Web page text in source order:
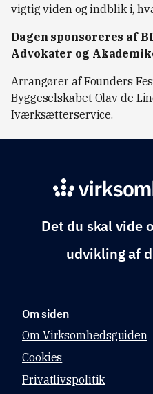
vigtig viden og indblik i,
Dagen sponsoreres af
Advokater og
Arrangører af Founders
Byggeselskabet Olav de
Iværksætterservice.
Det du skal vide
udvikling af
Om siden
Om Virksomhedsguiden
Cookies
Privatlivspolitik